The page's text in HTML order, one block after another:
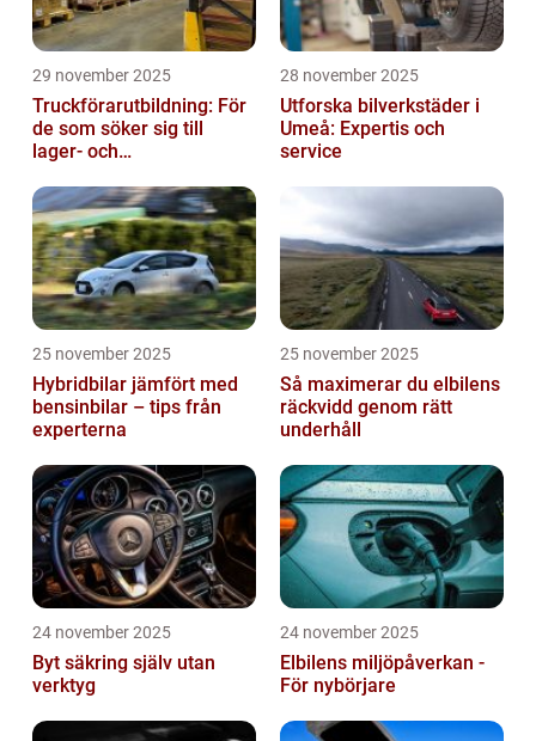
29 november 2025
Truckförarutbildning: För
de som söker sig till
lager- och
28 november 2025
Utforska bilverkstäder i
Umeå: Expertis och
service
25 november 2025
Hybridbilar jämfört med
bensinbilar – tips från
experterna
25 november 2025
Så maximerar du elbilens
räckvidd genom rätt
underhåll
24 november 2025
Byt säkring själv utan
verktyg
24 november 2025
Elbilens miljöpåverkan -
För nybörjare